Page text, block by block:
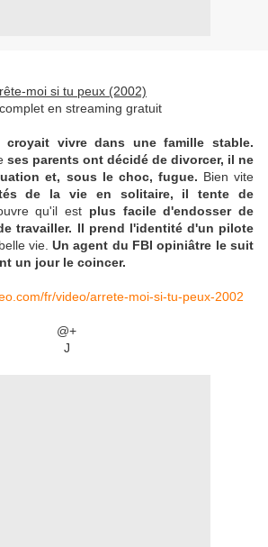
moi si tu peux (2002)
en streaming gratuit
croyait vivre dans une famille stable.
ses parents ont décidé de divorcer, il ne
et, sous le choc, fugue. Bien vite
de la vie en solitaire, il tente de
qu'il est plus facile d'endosser de
travailler. Il prend l'identité d'un pilote
vie. Un agent du FBI opiniâtre le suit
un jour le coincer.
fr/video/arrete-moi-si-tu-peux-2002
@+
J